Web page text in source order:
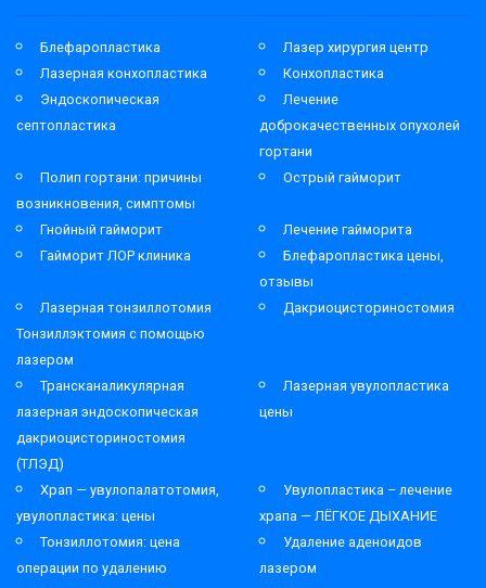
Блефаропластика
Лазер хирургия центр
Лазерная конхопластика
Конхопластика
Эндоскопическая
септопластика
Лечение
доброкачественных опухолей
гортани
Полип гортани: причины
возникновения, симптомы
Острый гайморит
Гнойный гайморит
Лечение гайморита
Гайморит ЛОР клиника
Блефаропластика цены,
отзывы
Лазерная тонзиллотомия
Тонзиллэктомия с помощью
лазером
Дакриоцисториностомия
Трансканаликулярная
лазерная эндоскопическая
дакриоцисториностомия
(ТЛЭД)
Лазерная увулопластика
цены
Храп — увулопалатотомия,
увулопластика: цены
Увулопластика – лечение
храпа — ЛЁГКОЕ ДЫХАНИЕ
Тонзиллотомия: цена
операции по удалению
Удаление аденоидов
лазером